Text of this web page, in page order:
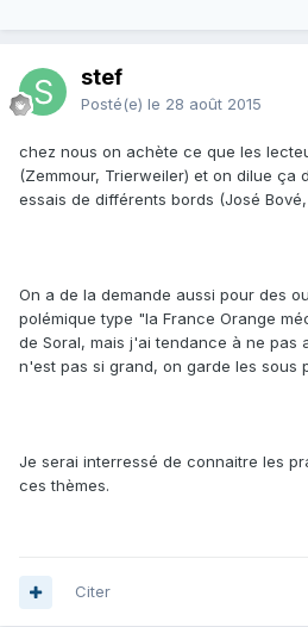
stef
Posté(e) le 28 août 2015
chez nous on achète ce que les
(Zemmour, Trierweiler) et on dilue ça
essais de différents bords (José
On a de la demande aussi pour des
polémique type "la France Orange
de Soral, mais j'ai tendance à ne pas
n'est pas si grand, on garde les sous
Je serai interressé de connaitre les
ces thèmes.
Citer